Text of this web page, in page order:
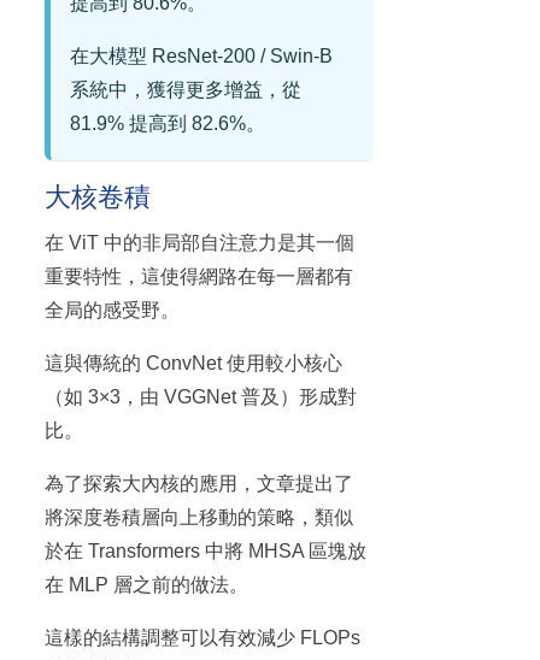
在大模型 ResNet-200 / Swin-B
系統中，獲得更多增益，從
81.9% 提高到 82.6%。
大核卷積
在 ViT 中的非局部自注意力是其一個
重要特性，這使得網路在每一層都有
全局的感受野。
這與傳統的 ConvNet 使用較小核心
（如 3×3，由 VGGNet 普及）形成對
比。
為了探索大內核的應用，文章提出了
將深度卷積層向上移動的策略，類似
於在 Transformers 中將 MHSA 區塊放
在 MLP 層之前的做法。
這樣的結構調整可以有效減少 FLOPs